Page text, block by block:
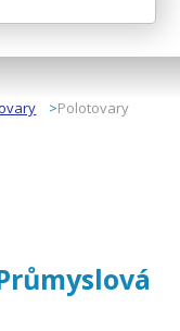
Polotovary